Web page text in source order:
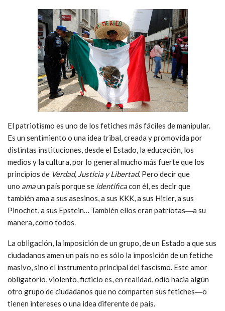
El patriotismo es uno de los fetiches más fáciles de manipular.
Es un sentimiento o una idea tribal, creada y promovida por
distintas instituciones, desde el Estado, la educación, los
medios y la cultura, por lo general mucho más fuerte que los
principios de Verdad, Justicia y Libertad. Pero decir que
uno amaun país porque se identificacon él, es decir que
también ama a sus asesinos, a sus KKK, a sus Hitler, a sus
Pinochet, a sus Epstein… También ellos eran patriotas―a su
manera, como todos.
La obligación, la imposición de un grupo, de un Estado a que sus
ciudadanos amen un país no es sólo la imposición de un fetiche
masivo, sino el instrumento principal del fascismo. Este amor
obligatorio, violento, ficticio es, en realidad, odio hacia algún
otro grupo de ciudadanos que no comparten sus fetiches―o
tienen intereses o una idea diferente de país.